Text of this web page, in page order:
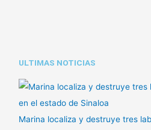
ULTIMAS NOTICIAS
Marina localiza y destruye tres